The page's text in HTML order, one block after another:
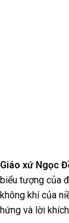
Giáo xứ Ngọc
biểu tượng của
không khí của
hứng và lời